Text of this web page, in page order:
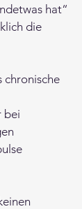
hat“
die
chronische
bei